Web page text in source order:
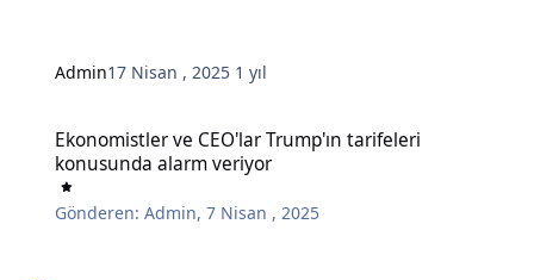
Admin17 Nisan , 2025 1 yıl
Ekonomistler ve CEO'lar Trump'ın tarifeleri
konusunda alarm veriyor
Gönderen:Admin,7 Nisan , 2025